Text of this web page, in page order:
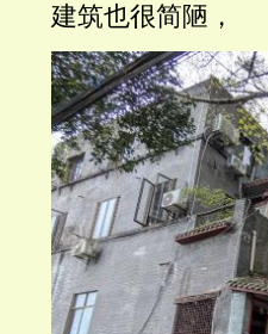
建筑也很简陋，